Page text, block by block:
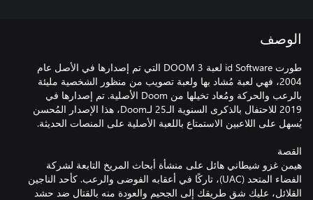
الوصف
طورت id Software لعبة DOOM 3 التي تم إصدارها في الأصل عام
2004، فهي لعبة مُشاد بها ولعبة تصويب من منظور الشخصية مليئة
بالرعب والحركة ومُعاد تخيلها من Doom الأصلية. تم إصدارها في
2019 للاحتفال بالذكرى السنوية الـ25 لـDoom، هذا الإصدار المُحسن
هيمن غزو شيطاني هائل على منشأة أبحاث المريخ التابعة لشركة
الفضاء المتحد (UAC)، تاركًا في أعقابه الفوضى والرعب. كأحد الناجين
القلائل، عليك شق طريقك إلى الجحيم والعودة منه بالقتال ضد حشد